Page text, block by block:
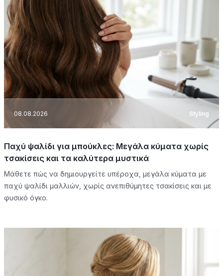
08.08.2026 Styling
Παχύ ψαλίδι για μπούκλες: Μεγάλα κύματα χωρίς
τσακίσεις και τα καλύτερα μυστικά
Μάθετε πώς να δημιουργείτε υπέροχα, μεγάλα κύματα με
παχύ ψαλίδι μαλλιών, χωρίς ανεπιθύμητες τσακίσεις και με
φυσικό όγκο.